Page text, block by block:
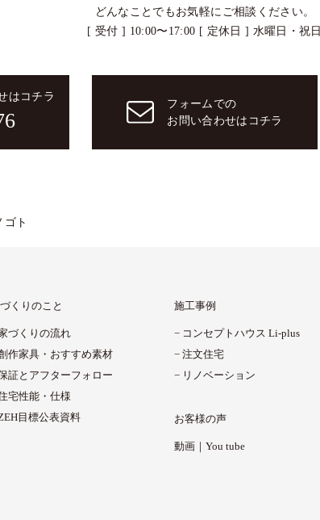
どんなことでもお気軽にご相談ください。
[ 受付 ] 10:00〜17:00 [ 定休日 ] 水曜日・祝日
はコチラ
フォームでの
お問い合わせはコチラ
ゴト
くりのこと
づくりの流れ
作家具・ おすすめ素材
証と アフターフォロー
宅性能・仕様
目標公表資料
施工事例
コンセプトハウス Li-plus
注文住宅
リノベーション
お客様の声
動画｜You tube